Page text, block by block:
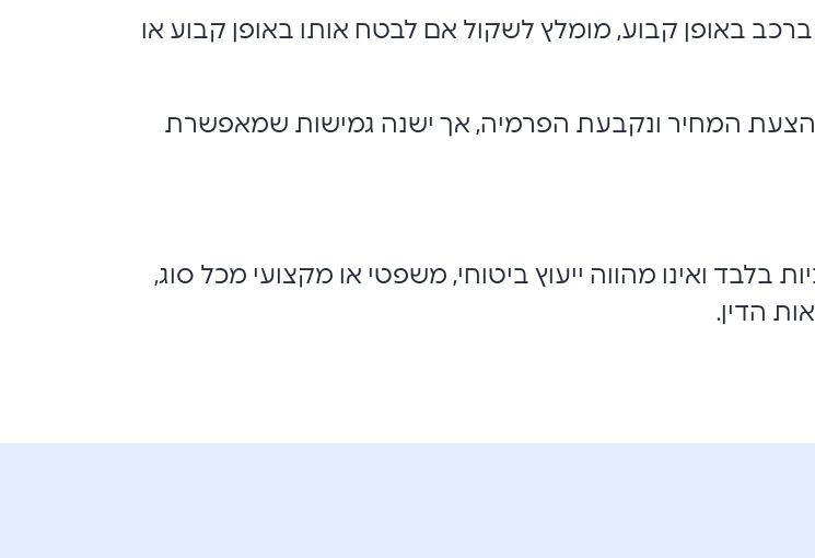
באופן קבוע, מומלץ לשקול אם לבטח אותו באופן קבוע או
המחיר ונקבעת הפרמיה, אך ישנה גמישות שמאפשרת
בלבד ואינו מהווה ייעוץ ביטוחי, משפטי או מקצועי מכל סוג,
הדין.